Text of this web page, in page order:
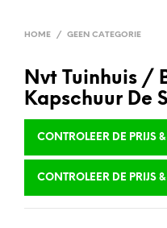
HOME / GEEN CATEGORIE
Nvt Tuinhuis /
Kapschuur De
CONTROLEER DE PRIJS
CONTROLEER DE PRIJS